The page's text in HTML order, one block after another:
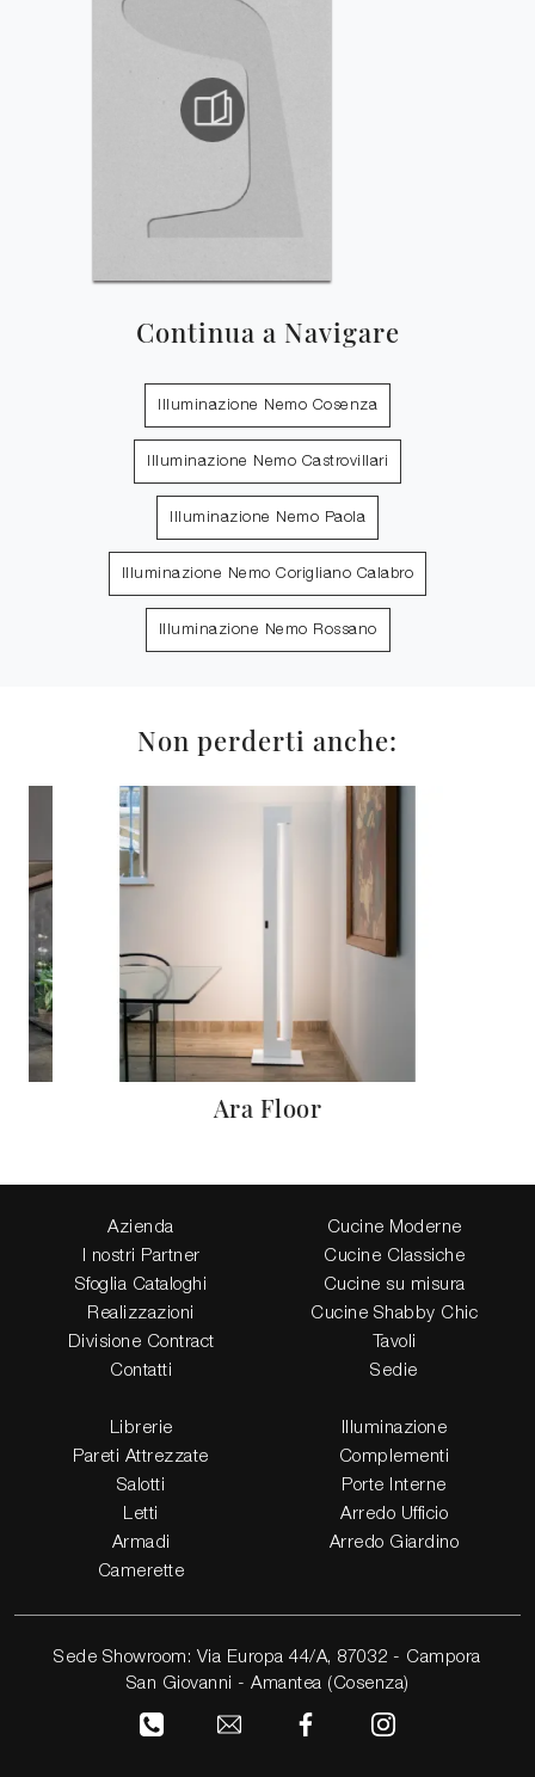
Continua a Navigare
Illuminazione Nemo Cosenza
Illuminazione Nemo Castrovillari
Illuminazione Nemo Paola
Illuminazione Nemo Corigliano Calabro
Illuminazione Nemo Rossano
Non perderti anche:
Ara Floor
Azienda
I nostri Partner
Sfoglia Cataloghi
Realizzazioni
Divisione Contract
Contatti
Cucine Moderne
Cucine Classiche
Cucine su misura
Cucine Shabby Chic
Tavoli
Sedie
Librerie
Pareti Attrezzate
Salotti
Letti
Armadi
Camerette
Illuminazione
Complementi
Porte Interne
Arredo Ufficio
Arredo Giardino
Sede Showroom: Via Europa 44/A, 87032 - Campora
San Giovanni - Amantea (Cosenza)